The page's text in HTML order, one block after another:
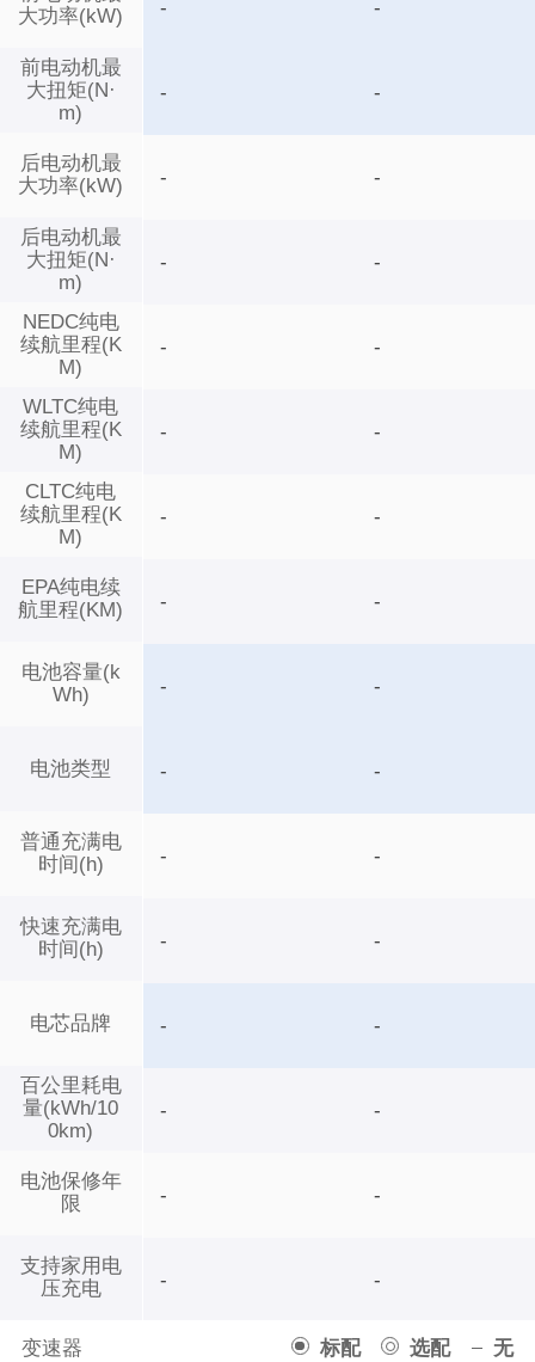
大功率(kW)
前电动机最
大扭矩(N·
m)
后电动机最
大功率(kW)
后电动机最
大扭矩(N·
m)
NEDC纯电
续航里程(K
M)
WLTC纯电
续航里程(K
M)
CLTC纯电
续航里程(K
M)
EPA纯电续
航里程(KM)
电池容量(k
Wh)
电池类型
普通充满电
时间(h)
快速充满电
时间(h)
电芯品牌
百公里耗电
量(kWh/10
0km)
电池保修年
限
支持家用电
压充电
变速器 标配 选配 无
- -
- -
- -
- -
- -
- -
- -
- -
- -
- -
- -
- -
- -
- -
- -
- -